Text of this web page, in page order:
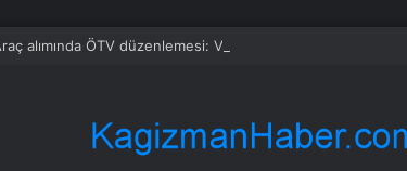
alımında ÖTV düzenlemesi: Vatandaşlar bayilere akın etti